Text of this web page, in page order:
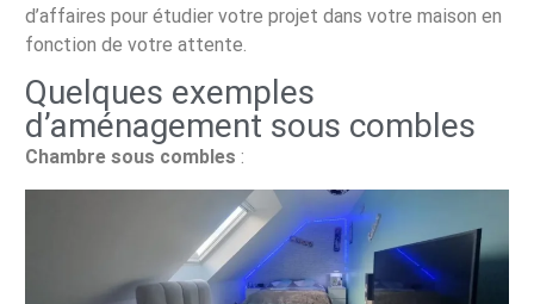
d’affaires pour étudier votre projet dans votre maison en
fonction de votre attente.
Quelques exemples
d’aménagement sous combles
Chambre sous combles :